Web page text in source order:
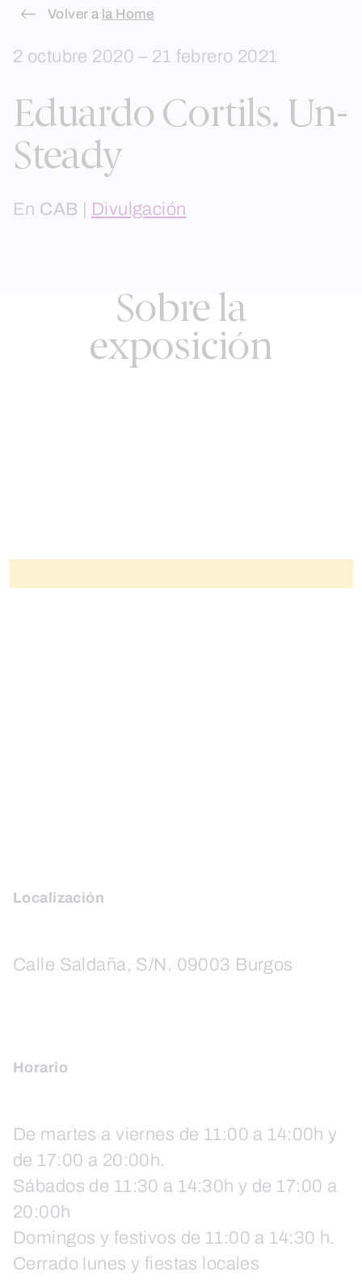
Skip
content
Volver a la Home
2 octubre 2020 – 21 febrero 2021
Eduardo Cortils. Un-
Steady
En CAB Divulgación
Sobre la
exposición
Localización
Calle Saldaña, S/N. 09003 Burgos
Horario
De martes a viernes de 11:00 a 14:00h y
de 17:00 a 20:00h.
Sábados de 11:30 a 14:30h y de 17:00 a
20:00h
Domingos y festivos de 11:00 a 14:30 h.
Cerrado lunes y fiestas locales